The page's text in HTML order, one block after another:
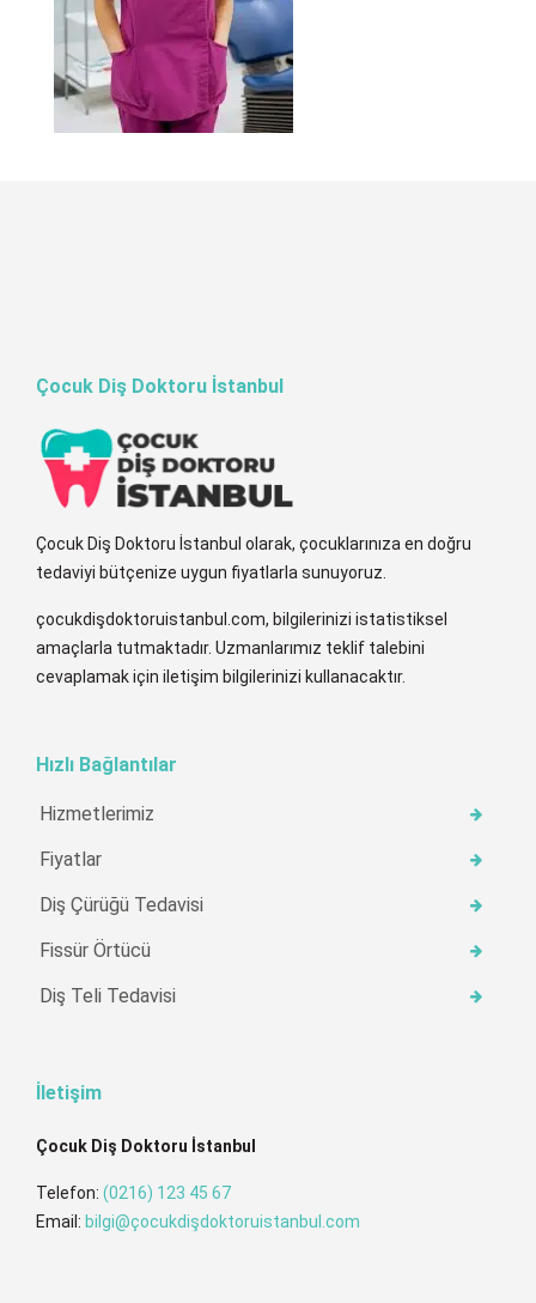
Çocuk Diş Doktoru İstanbul
Çocuk Diş Doktoru İstanbul olarak, çocuklarınıza en doğru
tedaviyi bütçenize uygun fiyatlarla sunuyoruz.
çocukdişdoktoruistanbul.com, bilgilerinizi istatistiksel
amaçlarla tutmaktadır. Uzmanlarımız teklif talebini
cevaplamak için iletişim bilgilerinizi kullanacaktır.
Hızlı Bağlantılar
Hizmetlerimiz
Fiyatlar
Diş Çürüğü Tedavisi
Fissür Örtücü
Diş Teli Tedavisi
İletişim
Çocuk Diş Doktoru İstanbul
Telefon: (0216) 123 45 67
Email: bilgi@çocukdişdoktoruistanbul.com